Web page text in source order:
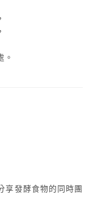
。
享發酵食物的同時團